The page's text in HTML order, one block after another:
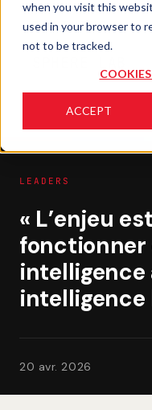
when you visit this
used in your browser to
not to be tracked.
ACCEPT
TRAINING
LEADERS
« L’enjeu
fonctionner
intelligence
20 avr. 2026